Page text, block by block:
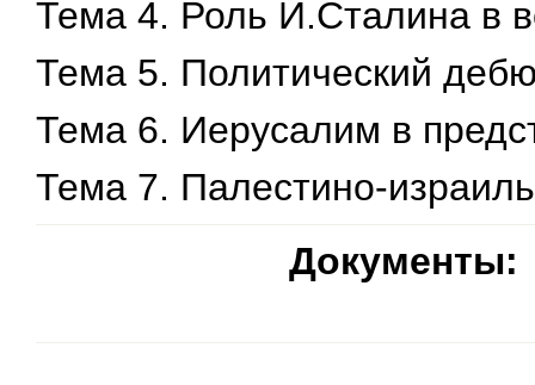
Тема 4. Роль И.Сталина в
Тема 5. Политический
Тема 6. Иерусалим в
Тема 7. Палестино-
Документы: